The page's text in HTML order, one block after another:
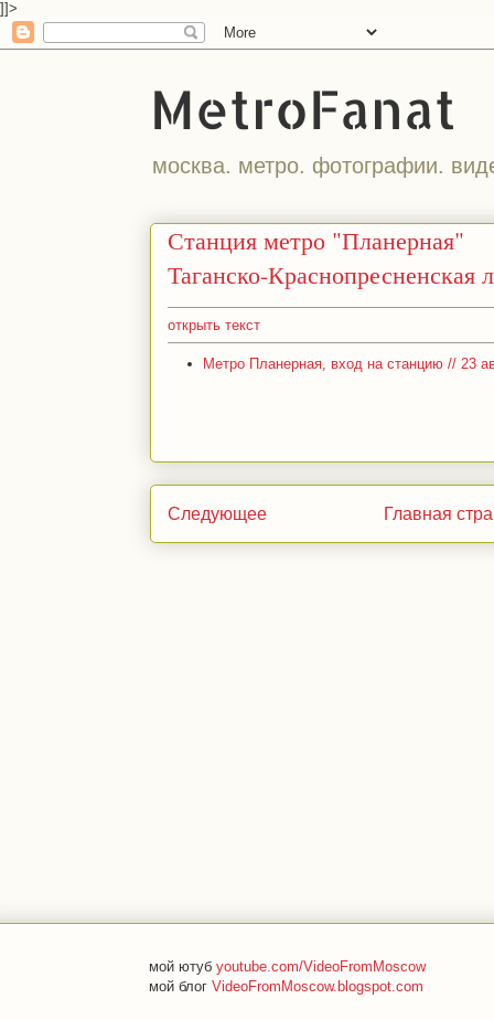
]]>
MetroFanat
москва. метро. фотографии.
Станция метро "Планерная"
Таганско-Краснопресненская
открыть текст
Метро Планерная, вход на станцию // 23
Следующее Главная
мой ютуб youtube.com/VideoFromMoscow
мой блог VideoFromMoscow.blogspot.com